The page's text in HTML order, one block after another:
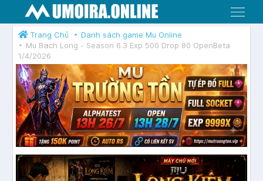
Menu
Trang Chủ
Danh sách game Mu Online
Mu Bạch Long - Season 6.3 Exp 500 Drop 80 OpenBeta
1/4/2026